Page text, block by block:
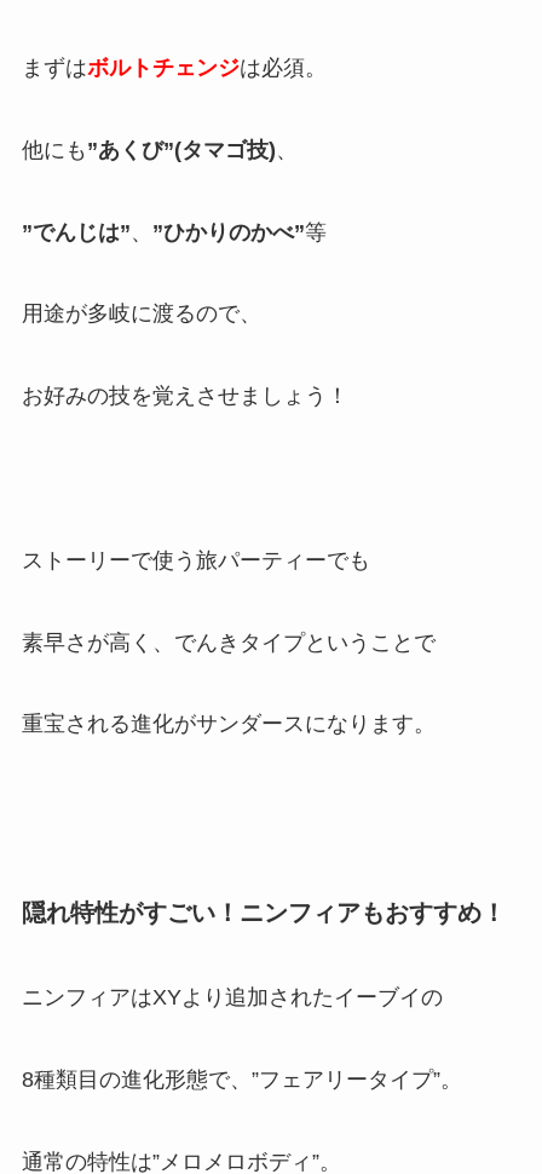
まずはボルトチェンジは必須。
他にも ”あくび”(タマゴ技)、
”でんじは”、 ”ひかりのかべ”等
用途が多岐に渡るので、
お好みの技を覚えさせましょう！
ストーリーで使う旅パーティーでも
素早さが高く、でんきタイプということで
重宝される進化がサンダースになります。
隠れ特性がすごい！ニンフィアもおすすめ！
ニンフィアはXYより追加されたイーブイの
8種類目の進化形態で、”フェアリータイプ”。
通常の特性は”メロメロボディ”。